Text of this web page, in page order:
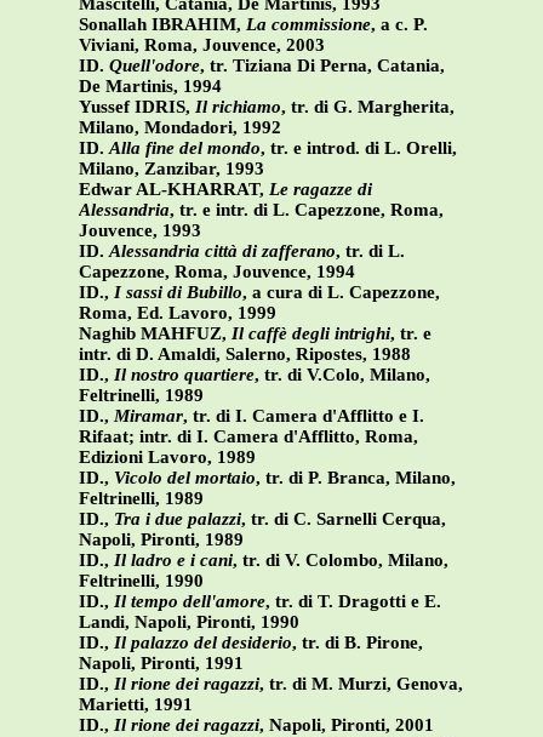
Mascitelli, Catania, De Martinis, 1993
Sonallah IBRAHIM, La commissione, a c. P.
Viviani, Roma, Jouvence, 2003
ID. Quell'odore, tr. Tiziana Di Perna, Catania,
De Martinis, 1994
Yussef IDRIS, Il richiamo, tr. di G. Margherita,
Milano, Mondadori, 1992
ID.Alla fine del mondo, tr. e introd. di L. Orelli,
Milano, Zanzibar, 1993
Edwar AL-KHARRAT, Le ragazze di
Alessandria, tr. e intr. di L. Capezzone, Roma,
Jouvence, 1993
ID.Alessandria città di zafferano, tr. di L.
Capezzone, Roma, Jouvence, 1994
ID., I sassi di Bubillo, a cura di L. Capezzone,
Roma, Ed. Lavoro, 1999
Naghib MAHFUZ, Il caffè degli intrighi, tr. e
intr. di D. Amaldi, Salerno, Ripostes, 1988
ID., Il nostro quartiere, tr. di V.Colo, Milano,
Feltrinelli, 1989
ID., Miramar, tr. di I. Camera d'Afflitto e I.
Rifaat; intr. di I. Camera d'Afflitto, Roma,
Edizioni Lavoro, 1989
ID., Vicolo del mortaio, tr. di P. Branca, Milano,
Feltrinelli, 1989
ID., Tra i due palazzi, tr. di C. Sarnelli Cerqua,
Napoli, Pironti, 1989
ID., Il ladro e i cani, tr. di V. Colombo, Milano,
Feltrinelli, 1990
ID., Il tempo dell'amore, tr. di T. Dragotti e E.
Landi, Napoli, Pironti, 1990
ID., Il palazzo del desiderio, tr. di B. Pirone,
Napoli, Pironti, 1991
ID., Il rione dei ragazzi, tr. di M. Murzi, Genova,
Marietti, 1991
ID., Il rione dei ragazzi, Napoli, Pironti, 2001